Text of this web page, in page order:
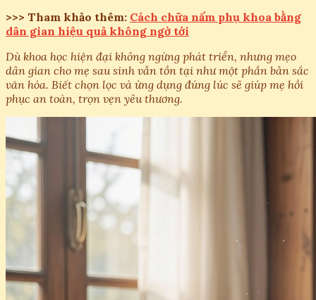
>>> Tham khảo thêm: Cách chữa nấm phụ khoa bằng
dân gian hiệu quả không ngờ tới
Dù khoa học hiện đại không ngừng phát triển, nhưng mẹo
dân gian cho mẹ sau sinh vẫn tồn tại như một phần bản sắc
văn hóa. Biết chọn lọc và ứng dụng đúng lúc sẽ giúp mẹ hồi
phục an toàn, trọn vẹn yêu thương.